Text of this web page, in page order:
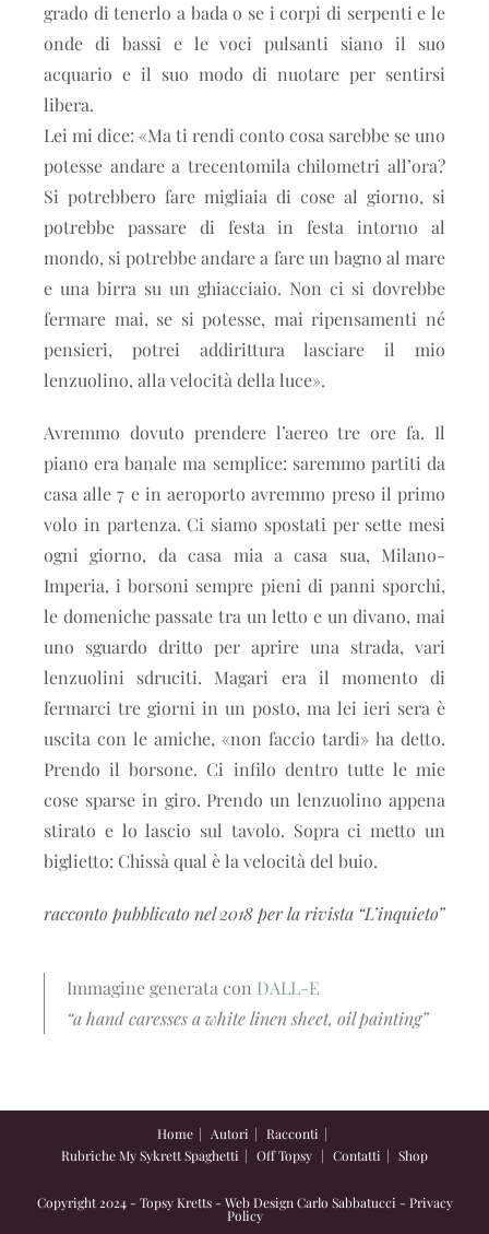
grado di tenerlo a bada o se i corpi di serpenti e le
onde di bassi e le voci pulsanti siano il suo
acquario e il suo modo di nuotare per sentirsi
libera.
Lei mi dice: «Ma ti rendi conto cosa sarebbe se uno
potesse andare a trecentomila chilometri all’ora?
Si potrebbero fare migliaia di cose al giorno, si
potrebbe passare di festa in festa intorno al
mondo, si potrebbe andare a fare un bagno al mare
e una birra su un ghiacciaio. Non ci si dovrebbe
fermare mai, se si potesse, mai ripensamenti né
pensieri, potrei addirittura lasciare il mio
lenzuolino, alla velocità della luce».
Avremmo dovuto prendere l’aereo tre ore fa. Il
piano era banale ma semplice: saremmo partiti da
casa alle 7 e in aeroporto avremmo preso il primo
volo in partenza. Ci siamo spostati per sette mesi
ogni giorno, da casa mia a casa sua, Milano-
Imperia, i borsoni sempre pieni di panni sporchi,
le domeniche passate tra un letto e un divano, mai
uno sguardo dritto per aprire una strada, vari
lenzuolini sdruciti. Magari era il momento di
fermarci tre giorni in un posto, ma lei ieri sera è
uscita con le amiche, «non faccio tardi» ha detto.
Prendo il borsone. Ci infilo dentro tutte le mie
cose sparse in giro. Prendo un lenzuolino appena
stirato e lo lascio sul tavolo. Sopra ci metto un
biglietto: Chissà qual è la velocità del buio.
racconto pubblicato nel 2018 per la rivista “L’inquieto”
Immagine generata con DALL-E
“a hand caresses a white linen sheet, oil painting”
Home Autori
Racconti
RubricheMy Sykrett Spaghetti Off Topsy Contatti Shop
Copyright 2024 - Topsy Kretts - Web Design Carlo Sabbatucci - Privacy
Policy